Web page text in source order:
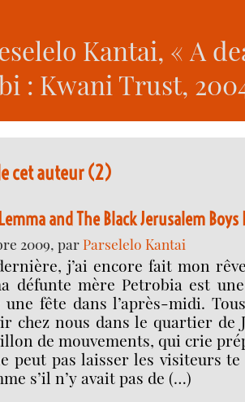
Kantai, « A
: Kwani Trust,
cet auteur (2)
and The Black Jerusalem Boys
2009, par Parselelo Kantai
j’ai encore fait mon
défunte mère Petrobia est
une fête dans l’après-midi.
chez nous dans le quartier de
de mouvements, qui crie
peut pas laisser les visiteurs
s’il n’y avait pas de (…)